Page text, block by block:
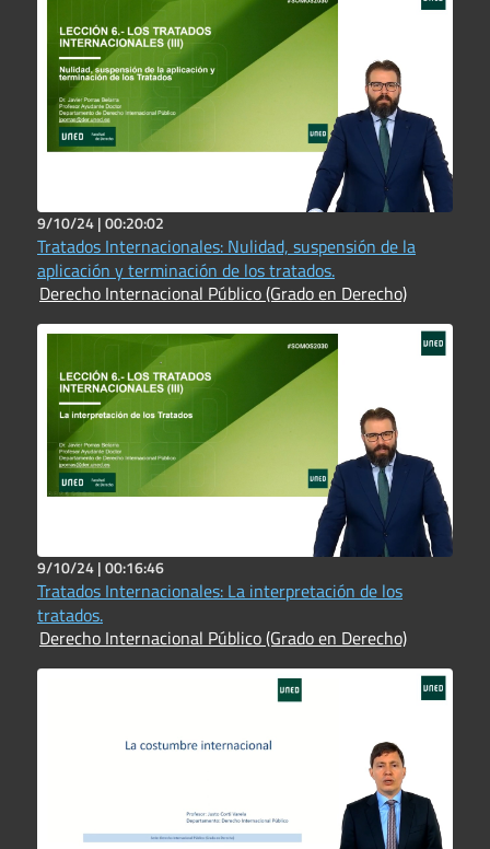
9/10/24 |00:20:02
Tratados Internacionales: Nulidad, suspensión de la
aplicación y terminación de los tratados.
Derecho Internacional Público (Grado en Derecho)
9/10/24 |00:16:46
Tratados Internacionales: La interpretación de los
tratados.
Derecho Internacional Público (Grado en Derecho)